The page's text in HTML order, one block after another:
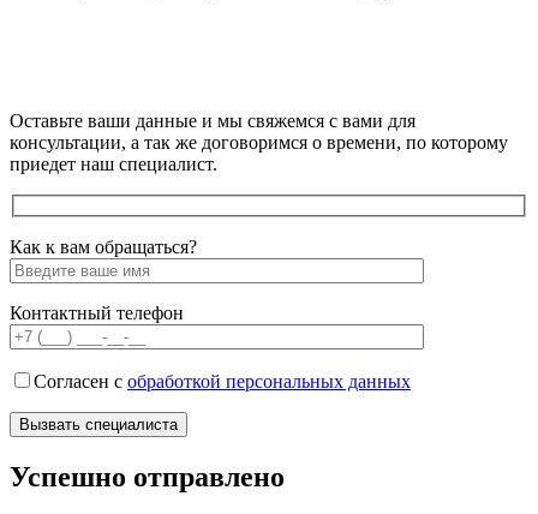
Оставьте ваши данные и мы свяжемся с вами для
консультации, а так же договоримся о времени, по которому
приедет наш специалист.
Как к вам обращаться?
Контактный телефон
Согласен с обработкой персональных данных
Успешно отправлено